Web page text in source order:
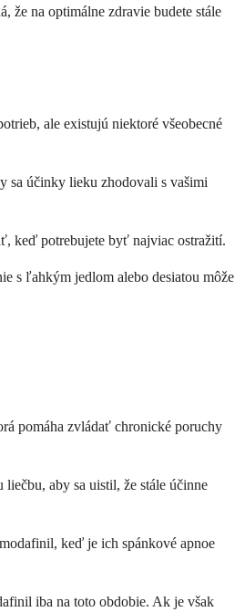
že na optimálne zdravie budete stále
ale existujú niektoré všeobecné
sa účinky lieku zhodovali s vašimi
keď potrebujete byť najviac ostražití.
s ľahkým jedlom alebo desiatou môže
pomáha zvládať chronické poruchy
aby sa uistil, že stále účinne
keď je ich spánkové apnoe
iba na toto obdobie. Ak je však